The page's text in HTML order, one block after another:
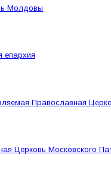
Молдовы
епархия
Православная
Церковь Московского